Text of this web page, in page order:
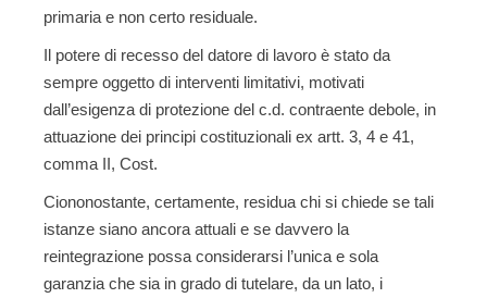
primaria e non certo residuale.
Il potere di recesso del datore di lavoro è stato da
sempre oggetto di interventi limitativi, motivati
dall’esigenza di protezione del c.d. contraente debole, in
attuazione dei principi costituzionali ex artt. 3, 4 e 41,
comma II, Cost.
Ciononostante, certamente, residua chi si chiede se tali
istanze siano ancora attuali e se davvero la
reintegrazione possa considerarsi l’unica e sola
garanzia che sia in grado di tutelare, da un lato, i